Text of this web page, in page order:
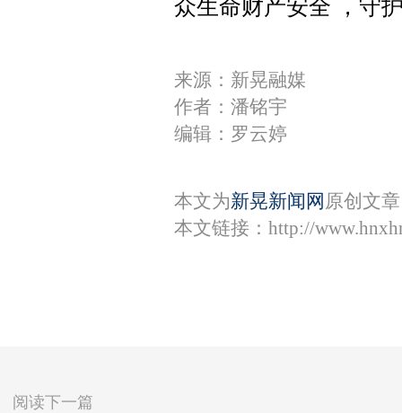
众生命财产安全 ，守
来源：新晃融媒
作者：潘铭宇
编辑：罗云婷
本文为新晃新闻网 原创文
本文链接： http://
阅读下一篇